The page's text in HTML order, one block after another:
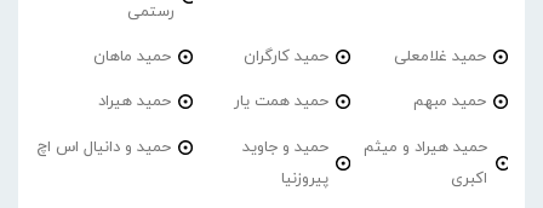
رستمی
حمید غلامعلی حمید کارگران حمید ماهان
حمید مبهم حمید همت یار حمید هیراد
حمید هیراد و میثم
اکبری
حمید و جاوید
پیروزنیا
حمید و دانیال اس اچ